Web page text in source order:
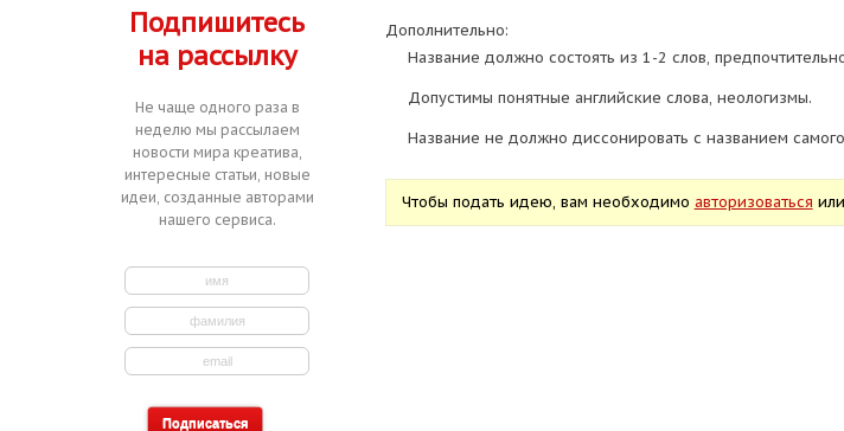
Подпишитесь
на рассылку
Не чаще одного раза в
неделю мы рассылаем
новости мира креатива,
интересные статьи, новые
идеи, созданные авторами
нашего сервиса.
Дополнительно:
Название должно состоять из 1-2 слов,
Допустимы понятные английские слова, неологизмы.
Название не должно диссонировать с названием
Чтобы подать идею, вам необходимо авторизоваться или